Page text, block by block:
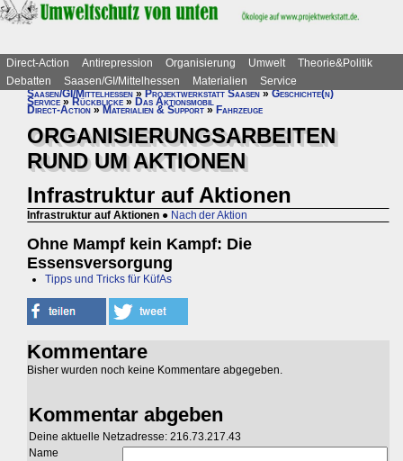
Direct-Action Antirepression Organisierung Umwelt
Theorie&Politik
Debatten
Saasen/GI/Mittelhessen Materialien
Service
Saasen/GI/Mittelhessen»Projektwerkstatt Saasen»Geschichte(n)
Service » Rückblicke » Das Aktionsmobil
Direct-Action » Materialien & Support » Fahrzeuge
ORGANISIERUNGSARBEITEN
RUND UM AKTIONEN
Infrastruktur auf Aktionen
Infrastruktur auf Aktionen ● Nach der Aktion
Ohne Mampf kein Kampf: Die
Essensversorgung
Tipps und Tricks für KüfAs
Kommentare
Bisher wurden noch keine Kommentare abgegeben.
Kommentar abgeben
Deine aktuelle Netzadresse: 216.73.217.43
Name